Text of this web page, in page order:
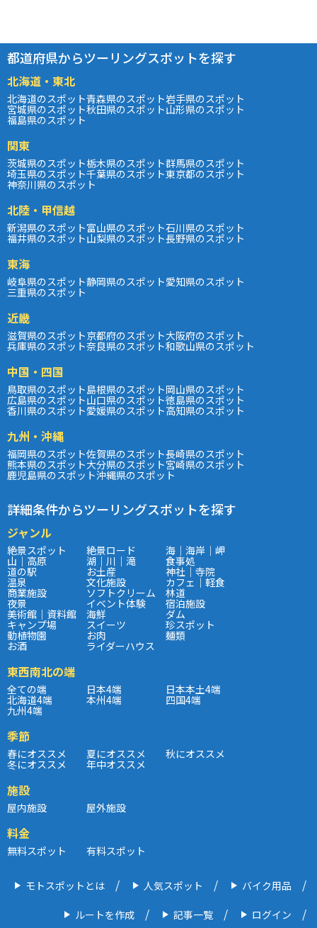
都道府県からツーリングスポットを探す
北海道・東北
北海道のスポット青森県のスポット岩手県のスポット
宮城県のスポット秋田県のスポット山形県のスポット
福島県のスポット
関東
茨城県のスポット栃木県のスポット群馬県のスポット
埼玉県のスポット千葉県のスポット東京都のスポット
神奈川県のスポット
北陸・甲信越
新潟県のスポット富山県のスポット石川県のスポット
福井県のスポット山梨県のスポット長野県のスポット
東海
岐阜県のスポット静岡県のスポット愛知県のスポット
三重県のスポット
近畿
滋賀県のスポット京都府のスポット大阪府のスポット
兵庫県のスポット奈良県のスポット和歌山県のスポット
中国・四国
鳥取県のスポット島根県のスポット岡山県のスポット
広島県のスポット山口県のスポット徳島県のスポット
香川県のスポット愛媛県のスポット高知県のスポット
九州・沖縄
福岡県のスポット佐賀県のスポット長崎県のスポット
熊本県のスポット大分県のスポット宮崎県のスポット
鹿児島県のスポット沖縄県のスポット
詳細条件からツーリングスポットを探す
ジャンル
絶景スポット 絶景ロード 海｜海岸｜岬
山｜高原 湖｜川｜滝 食事処
道の駅 お土産 神社｜寺院
温泉 文化施設 カフェ｜軽食
商業施設 ソフトクリーム 林道
夜景 イベント体験 宿泊施設
美術館｜資料館 海鮮 ダム
キャンプ場 スイーツ 珍スポット
動植物園 お肉 麺類
お酒 ライダーハウス
東西南北の端
全ての端 日本4端 日本本土4端
北海道4端 本州4端 四国4端
九州4端
季節
春にオススメ 夏にオススメ 秋にオススメ
冬にオススメ 年中オススメ
施設
屋内施設 屋外施設
料金
無料スポット 有料スポット
モトスポットとは 人気スポット バイク用品
ルートを作成 記事一覧 ログイン